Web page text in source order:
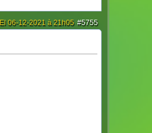
#5755
El 06-12-2021 à 21h05